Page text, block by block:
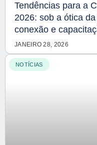
Tendências para a
2026: sob a ótica
conexão e
JANEIRO 28, 2026
NOTÍCIAS